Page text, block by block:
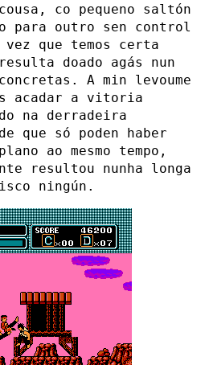
co pequeno saltón
para outro sen control
que temos certa
doado agás nun
A min levoume
acadar a vitoria
na derradeira
que só poden haber
ao mesmo tempo,
resultou nunha longa
ningún.